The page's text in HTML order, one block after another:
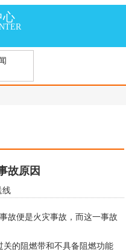
心
故原因
线
故便是火灾事故，而这一事故
关的阻燃带和不具备阻燃功能